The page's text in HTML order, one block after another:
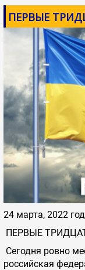
ПЕРВЫЕ
24 марта, 2022
ПЕРВЫЕ
Сегодня ровно
российская